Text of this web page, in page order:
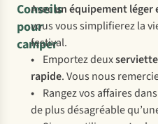
Conseils
pour
camper
Avecun équipement léger
vous vous simplifierez la
festival.
• Emportez deux
rapide. Vous nous
• Rangez vos affaires
de plus désagréable